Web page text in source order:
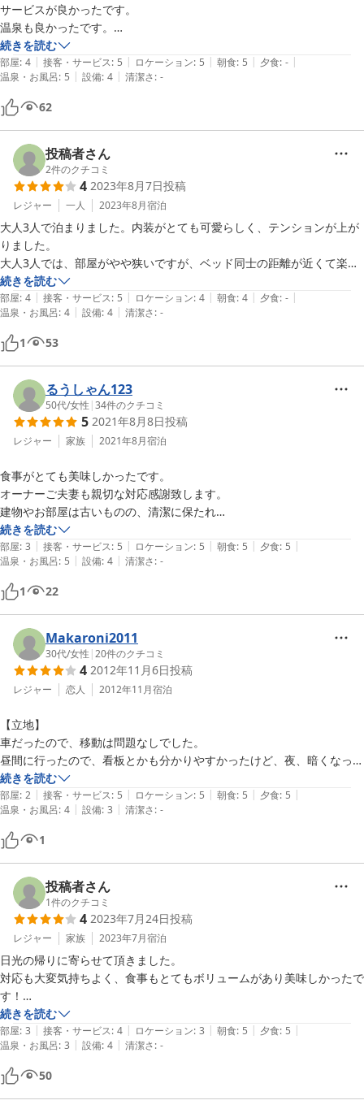
サービスが良かったです。
温泉も良かったです。
お値段がリーズナブルなため、狭くて仕方ないですが部屋のユニットバ
スがベットの目の前にあり、用を足すのが少し恥ずかしかったです。
共用トイレは和式でした。共用トイレだけでも改善されれば是非もう一
度行きたいと思いました。
続きを読む
部屋: 4 | 接客・サービス: 5 | ロケーション: 5 | 朝食: 5 | 夕食: - |
温泉・お風呂: 5 | 設備: 4 | 清潔さ: -
62
投稿者さん
2件のクチコミ
4 2023年8月7日投稿
レジャー 一人 2023年8月宿泊
大人3人で泊まりました。内装がとても可愛らしく、テンションが上が
りました。
大人3人では、部屋がやや狭いですが、ベッド同士の距離が近くて楽し
く過ごせました。
貸切風呂は、1人しか入れない狭さかな？と思いきや、思ったよりも広
かったです。3人でも入れます。
この宿に決めた理由は、朝食でオルゴールをならしてくださるというこ
とでしたが、朝食を摂りながらのオルゴールは、とても優雅でした。
朝食は、パンやウィンナー、ベーコン、フルーツの入ったヨーグルト等
の洋食風でした。私は量が多くて残してしまいましたが、美味しかった
です。
とても温かみを感じる宿でした。
続きを読む
部屋: 4 | 接客・サービス: 5 | ロケーション: 4 | 朝食: 4 | 夕食: - |
温泉・お風呂: 4 | 設備: 4 | 清潔さ: -
1 53
るうしゃん123
50代/女性 |34件のクチコミ
5 2021年8月8日投稿
レジャー 家族 2021年8月宿泊
食事がとても美味しかったです。
オーナーご夫妻も親切な対応感謝致します。
建物やお部屋は古いものの、清潔に保たれ
ペンションなのに浴衣等もあり
身一つで行ける有り難さ。
ただ、私達は外せない用事でキャンセル出来ず旅行を決行しましたが
台風と緊急事態宣言等で貸し切り状態でした。
食べきれないと思い、ケーキバイキングプランにしてたらご迷惑をおか
けしたかも？
とても良い宿なので、台風が来ててもキャンセルしないで良かったで
す。
難かったです。
それ以外は、大満足の宿です。
続きを読む
部屋: 3 | 接客・サービス: 5 | ロケーション: 5 | 朝食: 5 | 夕食: 5 |
温泉・お風呂: 5 | 設備: 4 | 清潔さ: -
1 22
Makaroni2011
30代/女性 |20件のクチコミ
4 2012年11月6日投稿
レジャー 恋人 2012年11月宿泊
【立地】
車だったので、移動は問題なしでした。
昼間に行ったので、看板とかも分かりやすかったけど、夜、暗くなって
からはちょっとわかりづらいかも。
街の中心地から離れたところだったので、落ち着いていて静かでよかっ
たです。
あと、私は見れなかったけど、野生の鹿もよく出没するそうです。
【部屋】
建物自体は、古い洋館みたいな感じ。古いけど、その分、ぬくもりがあ
って、個人的には好きです。家具も味があって好き。
ただ、夜になると、部屋にカメムシが大量発生・・・季節的に仕方ない
のか・・・
６、７匹、彼氏に退治してもらいました（涙）
あと、部屋のお風呂は、シャワーカーテンがなく、温度調整も難しく、
狭い。貸切風呂にのんびり入れたからよかったですが。
【食事】
もう大満足！
夜ごはん、かなりボリューミーでおいしかったです。あ－、もうちょっ
とケーキを食べたかった。それが心残りｗ
朝ごはんもおいしかったです。年代物のオルゴールを聴けて、音色にう
続きを読む
部屋: 2 | 接客・サービス: 5 | ロケーション: 5 | 朝食: 5 | 夕食: 5 |
温泉・お風呂: 4 | 設備: 3 | 清潔さ: -
1
投稿者さん
1件のクチコミ
4 2023年7月24日投稿
レジャー 家族 2023年7月宿泊
日光の帰りに寄らせて頂きました。
対応も大変気持ちよく、食事もとてもボリュームがあり美味しかったで
す！
朝食時にはオルゴールを鳴らしていただき素敵な朝となりました。
お部屋のトイレの匂いが気になったので、何か香りがあれば良かったか
なぁと思いましたが、全体的には大変ゆっくり出来て満足でした。
また機会があれば伺いたいです。
続きを読む
部屋: 3 | 接客・サービス: 4 | ロケーション: 3 | 朝食: 5 | 夕食: 5 |
温泉・お風呂: 3 | 設備: 4 | 清潔さ: -
50